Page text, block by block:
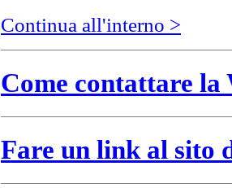
Continua all'interno >
Come contattare
Fare un link al sito